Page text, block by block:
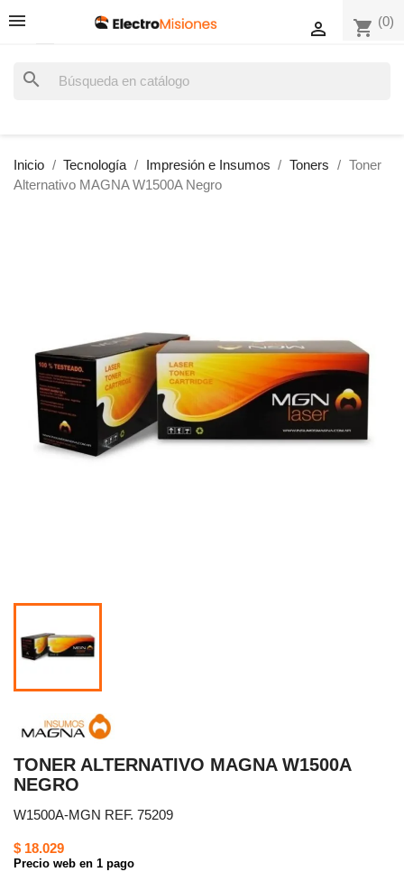
shopping_cart (0)

search
Inicio Tecnología Impresión e Insumos Toners
Toner
Alternativo MAGNA W1500A Negro
TONER ALTERNATIVO MAGNA W1500A
NEGRO
W1500A-MGN REF. 75209
$ 18.029
Precio web en 1 pago